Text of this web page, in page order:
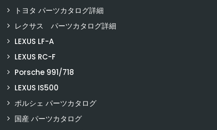
トヨタ パーツカタログ詳細
レクサス パーツカタログ詳細
LEXUS LF-A
LEXUS RC-F
Porsche 991/718
LEXUS IS500
ポルシェ パーツカタログ
国産 パーツカタログ